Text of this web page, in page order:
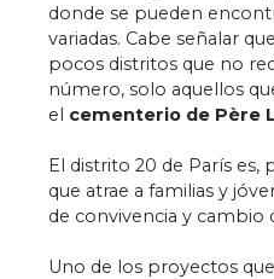
donde se pueden
variadas. Cabe señalar
pocos distritos que no
número, solo aquellos
el cementerio de Père
El distrito 20 de París
que atrae a familias y
de convivencia y cambio
Uno de los proyectos